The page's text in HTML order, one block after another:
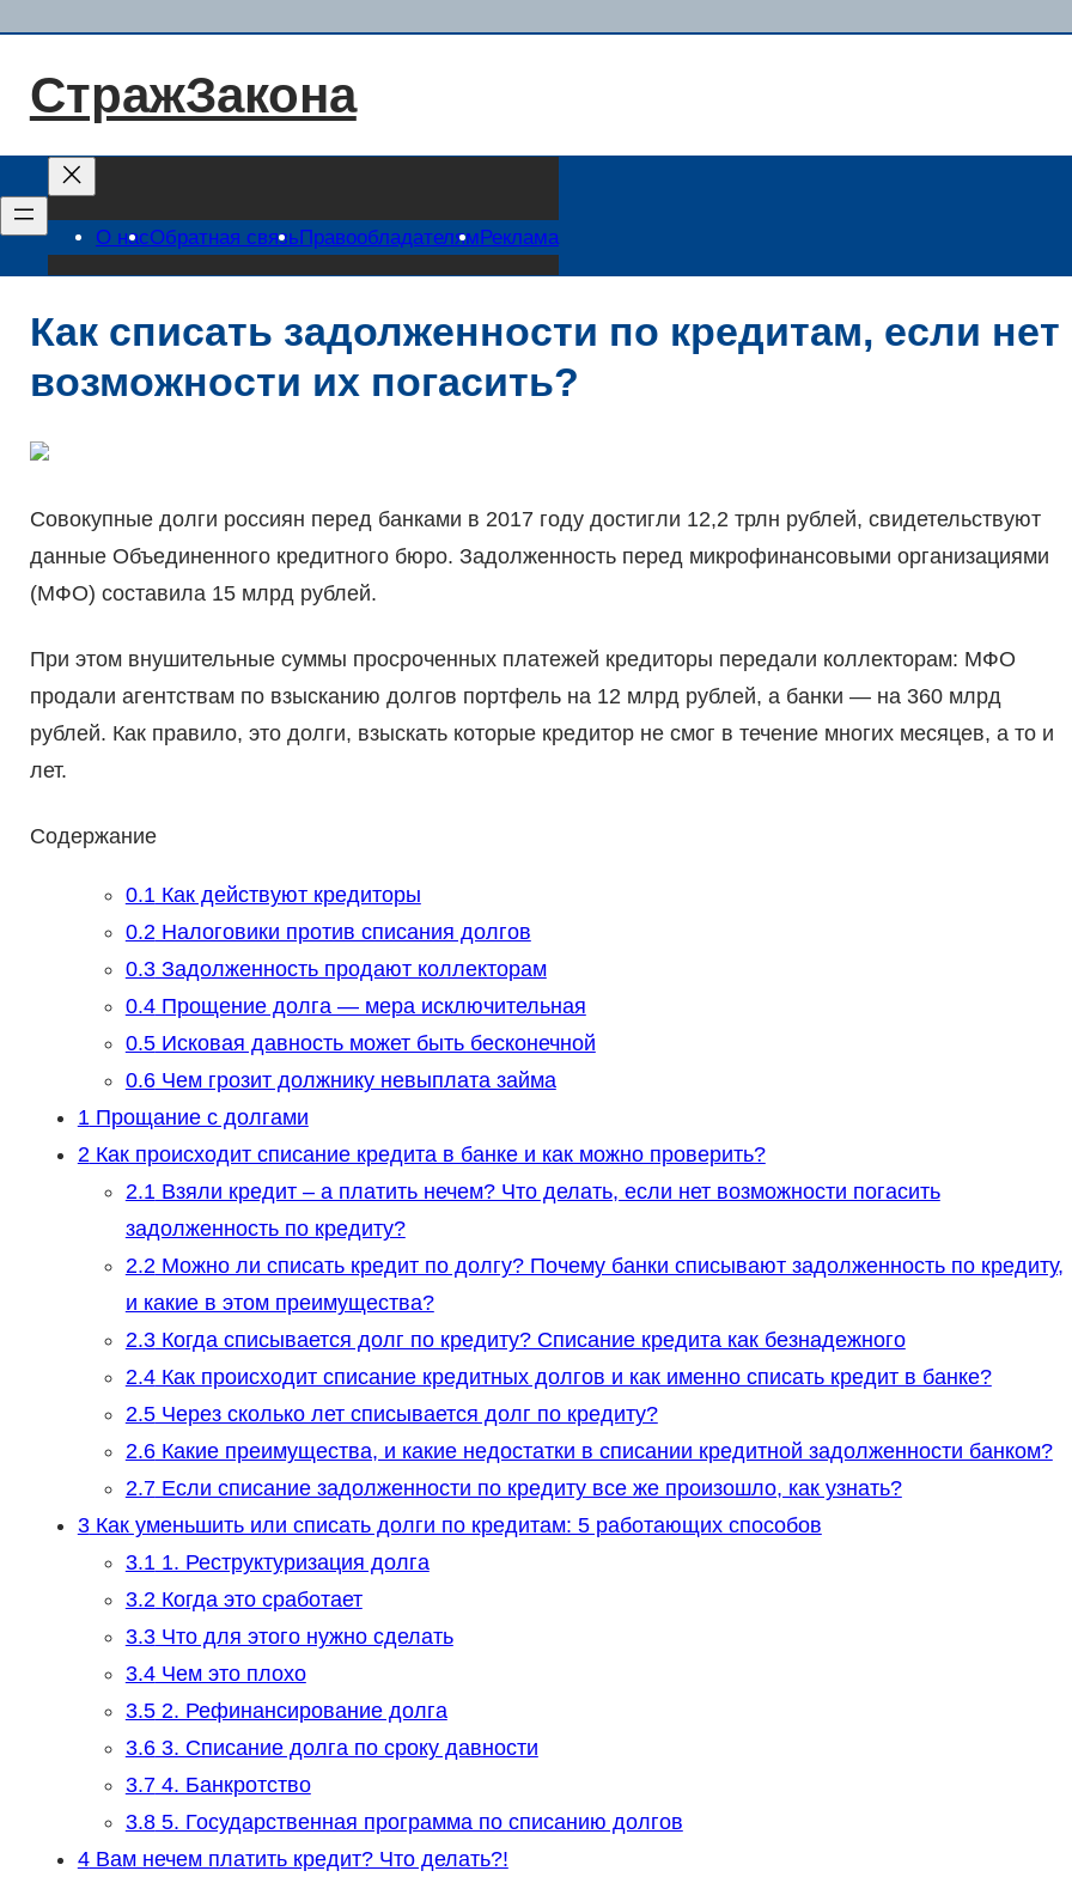
содержимому
СтражЗакона
О насОбратная связь Правообладателям Реклама
Как списать задолженности по кредитам, если нет
возможности их погасить?
Совокупные долги россиян перед банками в 2017 году достигли 12,2 трлн рублей, свидетельствуют
данные Объединенного кредитного бюро. Задолженность перед микрофинансовыми организациями
(МФО) составила 15 млрд рублей.
При этом внушительные суммы просроченных платежей кредиторы передали коллекторам: МФО
продали агентствам по взысканию долгов портфель на 12 млрд рублей, а банки — на 360 млрд
рублей. Как правило, это долги, взыскать которые кредитор не смог в течение многих месяцев, а то и
лет.
Содержание
0.1Как действуют кредиторы
0.2Налоговики против списания долгов
0.3Задолженность продают коллекторам
0.4Прощение долга — мера исключительная
0.5Исковая давность может быть бесконечной
0.6Чем грозит должнику невыплата займа
1Прощание с долгами
2Как происходит списание кредита в банке и как можно проверить?
2.1Взяли кредит – а платить нечем? Что делать, если нет возможности погасить
задолженность по кредиту?
2.2Можно ли списать кредит по долгу? Почему банки списывают задолженность по кредиту,
и какие в этом преимущества?
2.3Когда списывается долг по кредиту? Списание кредита как безнадежного
2.4Как происходит списание кредитных долгов и как именно списать кредит в банке?
2.5Через сколько лет списывается долг по кредиту?
2.6Какие преимущества, и какие недостатки в списании кредитной задолженности банком?
2.7Если списание задолженности по кредиту все же произошло, как узнать?
3Как уменьшить или списать долги по кредитам: 5 работающих способов
3.11. Реструктуризация долга
3.2Когда это сработает
3.3Что для этого нужно сделать
3.4Чем это плохо
3.52. Рефинансирование долга
3.63. Списание долга по сроку давности
3.74. Банкротство
3.85. Государственная программа по списанию долгов
4Вам нечем платить кредит? Что делать?!